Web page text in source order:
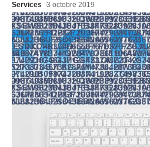
Services 3 octobre 2019